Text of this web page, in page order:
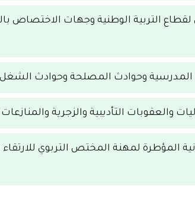
لقطاع التربية الوطنية وجهات الاختصاص
المدرسية وحوادث المصلحة وحوادث
والعقوبات التأديبية والزجرية والمنازعات
المؤطرة لمهنة المختص التربوي